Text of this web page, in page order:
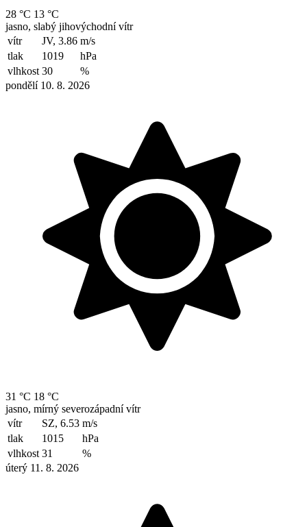
28 °C 13 °C
jasno, slabý jihovýchodní vítr
vítr
JV, 3.86 m/s
tlak
1019
hPa
vlhkost 30
%
pondělí 10. 8. 2026
31 °C 18 °C
jasno, mírný severozápadní vítr
vítr
SZ, 6.53 m/s
tlak
1015
hPa
vlhkost 31
%
úterý 11. 8. 2026